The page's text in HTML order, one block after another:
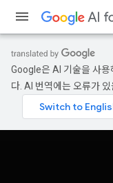
Google은 AI 기술을 사용
다. AI 번역에는 오류가 있